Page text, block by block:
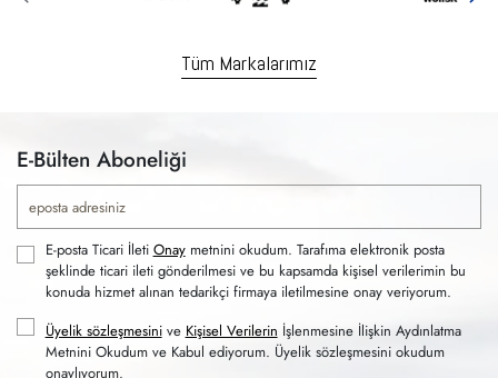
Tüm Markalarımız
E-Bülten Aboneliği
E-posta Ticari İleti Onaymetnini okudum. Tarafıma elektronik posta
şeklinde ticari ileti gönderilmesi ve bu kapsamda kişisel verilerimin bu
konuda hizmet alınan tedarikçi firmaya iletilmesine onay veriyorum.
Üyelik sözleşmesinive Kişisel Verilerin İşlenmesine İlişkin Aydınlatma
Metnini Okudum ve Kabul ediyorum. Üyelik sözleşmesini okudum
onaylıyorum.